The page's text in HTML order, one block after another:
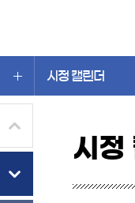
시정 캘린더
시정